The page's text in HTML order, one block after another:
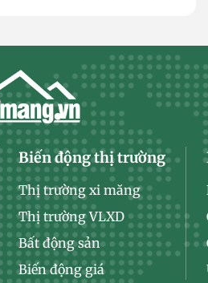
Biến động thị trường
Thị trường xi măng
Thị trường VLXD
Bất động sản
Biến động giá